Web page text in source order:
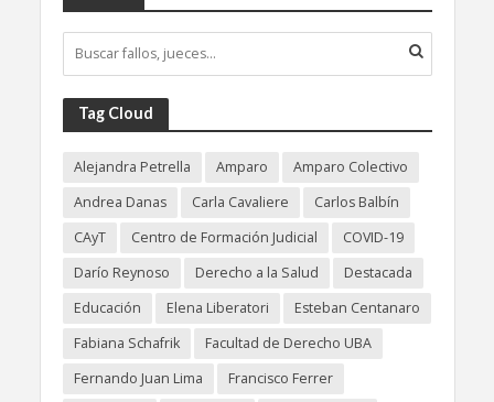
Tag Cloud
Alejandra Petrella Amparo
Amparo Colectivo
Andrea Danas
Carla Cavaliere
Carlos Balbín
CAyT
Centro de Formación Judicial
COVID-19
Darío Reynoso
Derecho a la Salud
Destacada
Educación
Elena Liberatori
Esteban Centanaro
Fabiana Schafrik
Facultad de Derecho UBA
Fernando Juan Lima
Francisco Ferrer